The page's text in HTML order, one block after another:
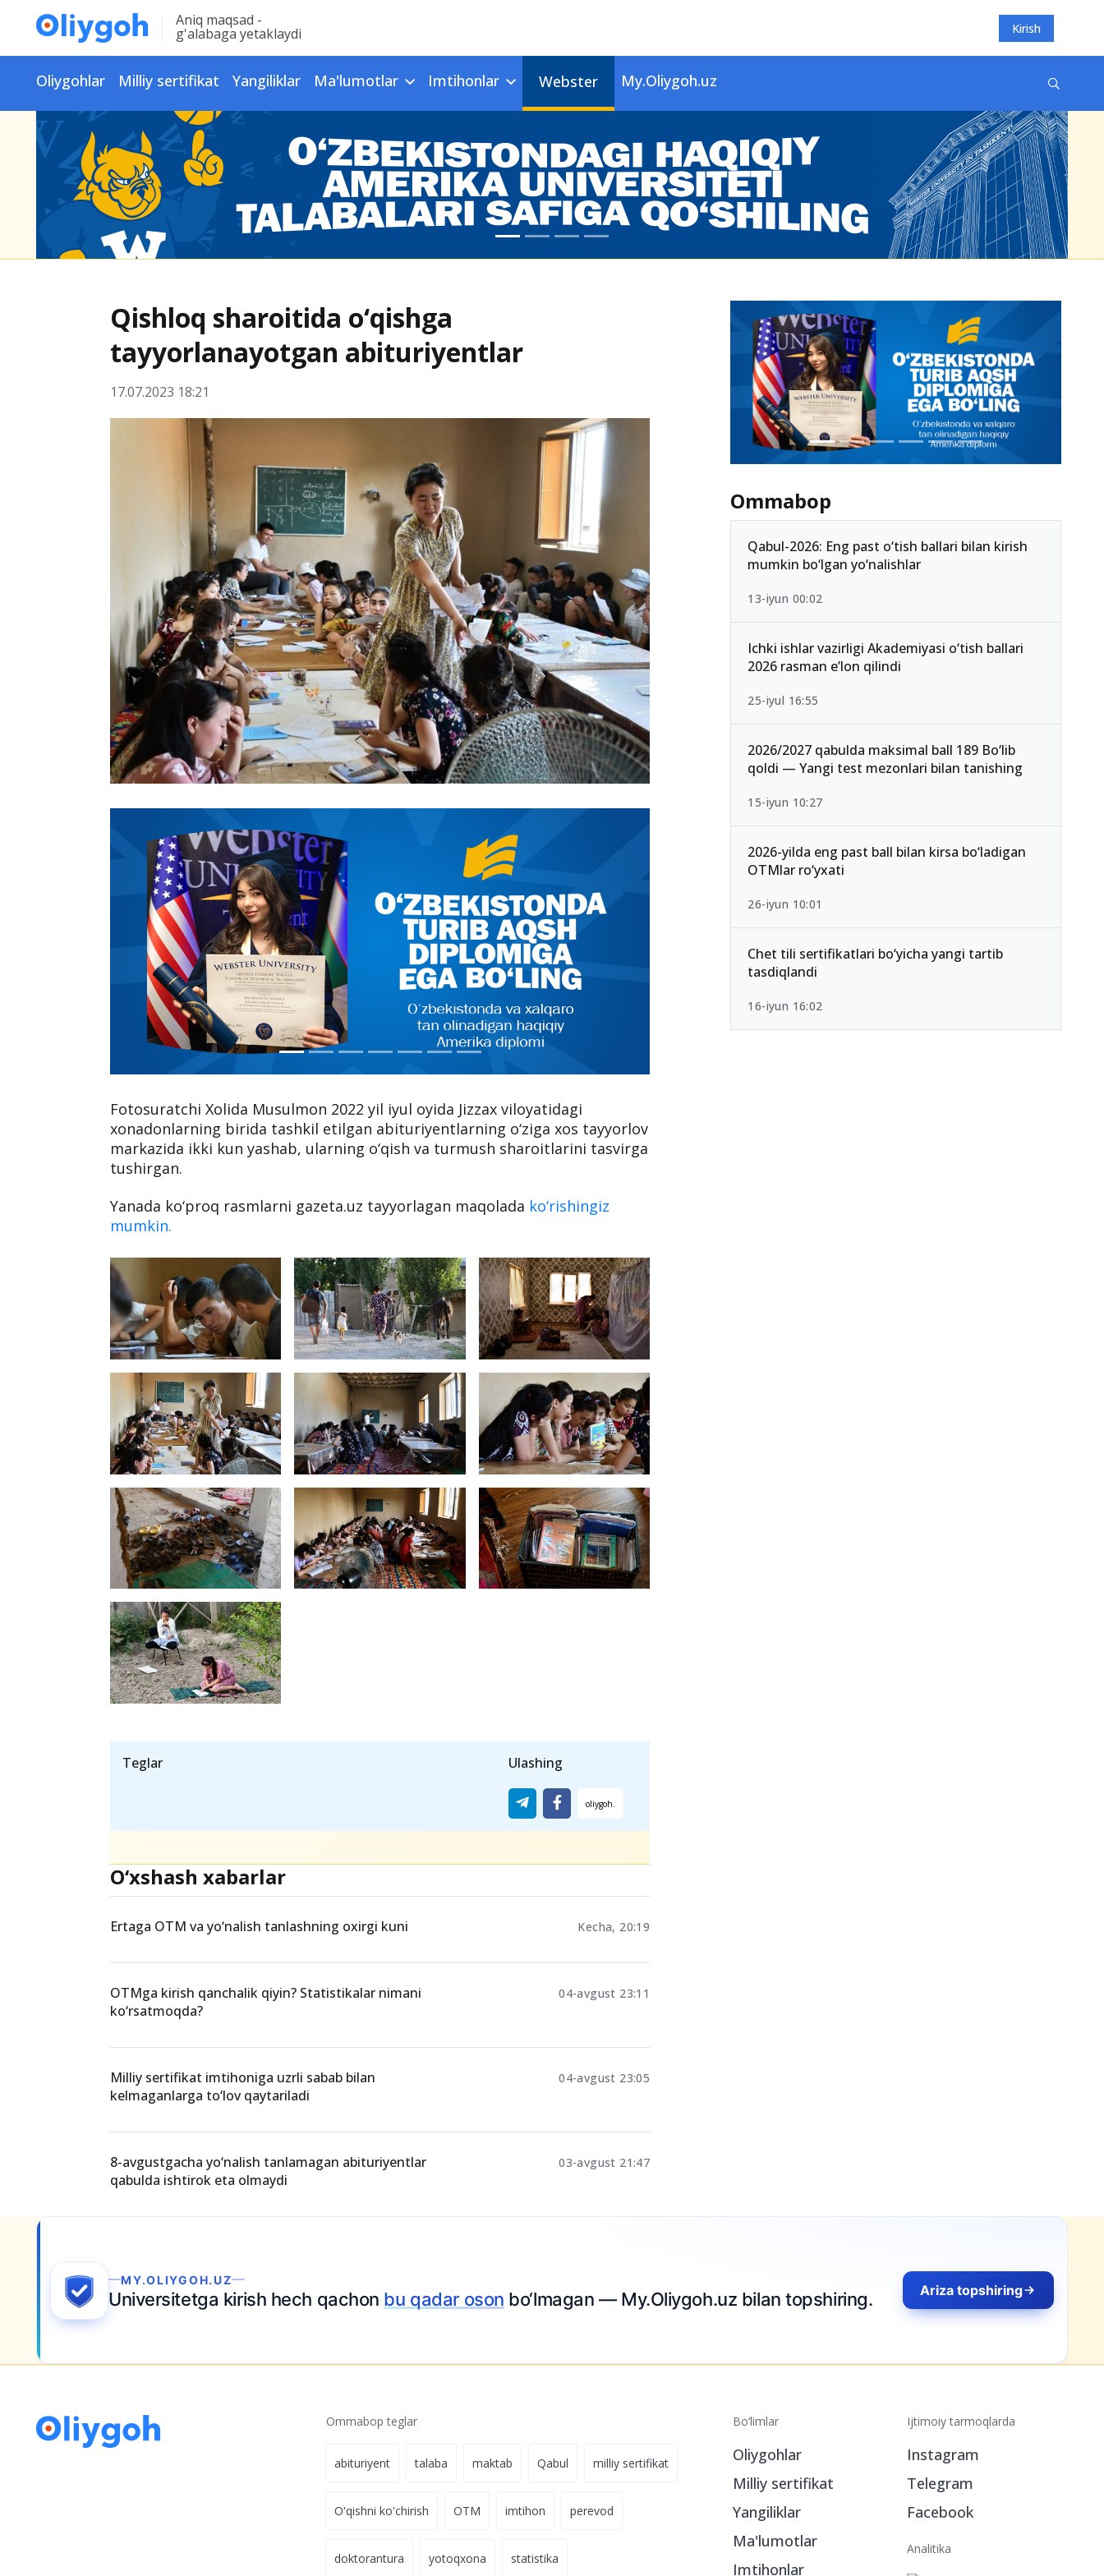
Aniq maqsad -
g'alabaga yetaklaydi Kirish
Oliygohlar Milliy sertifikat Yangiliklar Ma'lumotlar Imtihonlar Webster My.Oliygoh.uz
Qishloq sharoitida o‘qishga
tayyorlanayotgan abituriyentlar
17.07.2023 18:21
Fotosuratchi Xolida Musulmon 2022 yil iyul oyida Jizzax viloyatidagi
xonadonlarning birida tashkil etilgan abituriyentlarning o‘ziga xos tayyorlov
markazida ikki kun yashab, ularning o‘qish va turmush sharoitlarini tasvirga
tushirgan.
Yanada ko‘proq rasmlarni gazeta.uz tayyorlagan maqolada ko‘rishingiz
mumkin.
Teglar Ulashing
O‘xshash xabarlar
Ertaga OTM va yo‘nalish tanlashning oxirgi kuni Kecha, 20:19
OTMga kirish qanchalik qiyin? Statistikalar nimani
ko‘rsatmoqda?
04-avgust 23:11
Milliy sertifikat imtihoniga uzrli sabab bilan
kelmaganlarga to‘lov qaytariladi
04-avgust 23:05
8-avgustgacha yo‘nalish tanlamagan abituriyentlar
qabulda ishtirok eta olmaydi
03-avgust 21:47
Ommabop
Qabul-2026: Eng past o‘tish ballari bilan kirish
mumkin bo‘lgan yo‘nalishlar
13-iyun 00:02
Ichki ishlar vazirligi Akademiyasi o‘tish ballari
2026 rasman e’lon qilindi
25-iyul 16:55
2026/2027 qabulda maksimal ball 189 Bo‘lib
qoldi — Yangi test mezonlari bilan tanishing
15-iyun 10:27
2026-yilda eng past ball bilan kirsa bo‘ladigan
OTMlar ro‘yxati
26-iyun 10:01
Chet tili sertifikatlari bo‘yicha yangi tartib
tasdiqlandi
16-iyun 16:02
Ommabop teglar
abituriyent talaba maktab Qabul milliy sertifikat
O'qishni ko'chirish OTM imtihon perevod
doktorantura yotoqxona statistika
Bo‘limlar
Oliygohlar
Milliy sertifikat
Yangiliklar
Ma'lumotlar
Imtihonlar
Ijtimoiy tarmoqlarda
Instagram
Telegram
Facebook
Analitika